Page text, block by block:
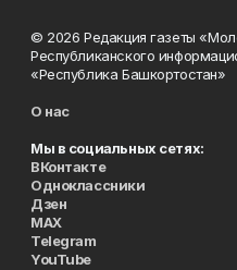
© 2026 Редакция газеты
Республиканского
«Республика Башкортостан»
О нас
Мы в социальных сетях:
ВКонтакте
Одноклассники
Дзен
MAX
Telegram
YouTube